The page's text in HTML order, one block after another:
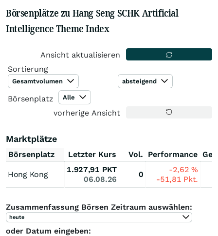
Börsenplätze zu Hang Seng SCHK Artificial
Intelligence Theme Index
Ansicht aktualisieren
Sortierung
Gesamtvolumen absteigend
Börsenplatz Alle
vorherige Ansicht
Marktplätze
Börsenplatz Letzter Kurs Vol. Performance
Hong Kong
1.927,91 PKT
06.08.26
0
-2,62%
-51,81 Pkt.
Zusammenfassung Börsen Zeitraum auswählen:
heute
oder Datum eingeben: